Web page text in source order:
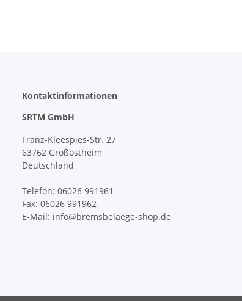
Kontaktinformationen
SRTM GmbH
Franz-Kleespies-Str. 27
63762 Großostheim
Deutschland
Telefon: 06026 991961
Fax: 06026 991962
E-Mail: info@bremsbelaege-shop.de